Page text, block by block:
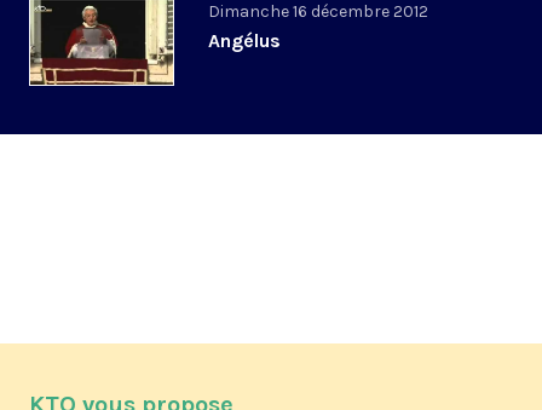
Dimanche 16 décembre 2012
Angélus